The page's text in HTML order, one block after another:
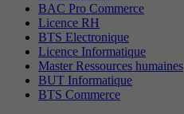
BAC Pro Commerce
Licence RH
BTS Electronique
Licence Informatique
Master Ressources humaines
BUT Informatique
BTS Commerce